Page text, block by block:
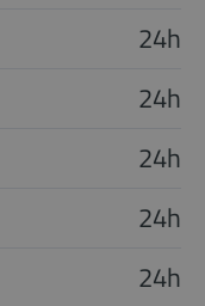
24h
24h
24h
24h
24h